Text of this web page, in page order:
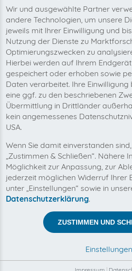
Mit invoicefetcher® können
Unsere Cloud-Software spart
und Nerven.
One.com ist ein moderner
Webhosting. Das Unternehmen
bietet zudem einen eigenen einen
Web Editor für die Erstellung einer
an. So lassen sich auf diesem
einfach bearbeiten und Videos
auch das WordPress in vollem
Kontrollpanel einloggen. Hier
Pakete und die dazugehörigen
Wir und ausgewählte Partner
andere Technologien, um unsere
jeweils mit Ihrer Einwilligung und
Nutzung der Dienste zu
Optimierungszwecken zu
Hierbei werden auf Ihrem
gespeichert oder erhoben sowie
Daten verarbeitet. Ihre
eine ggf. zu den beschriebenen
Übermittlung in Drittländer
kein angemessenes
USA.
Wenn Sie damit einverstanden
„Zustimmen & Schließen“. Nähere
Möglichkeit zur Anpassung, zur
jederzeit möglichen Widerruf Ihrer
unter „Einstellungen“ sowie in
Datenschutzerklärung.
ZUSTIMMEN UND
Einstellungen
Impressum |